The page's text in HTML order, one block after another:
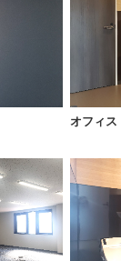
オフィス